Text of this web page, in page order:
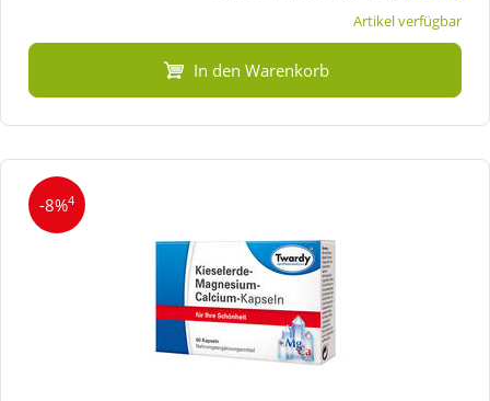
Artikel verfügbar
In den Warenkorb
-8%4